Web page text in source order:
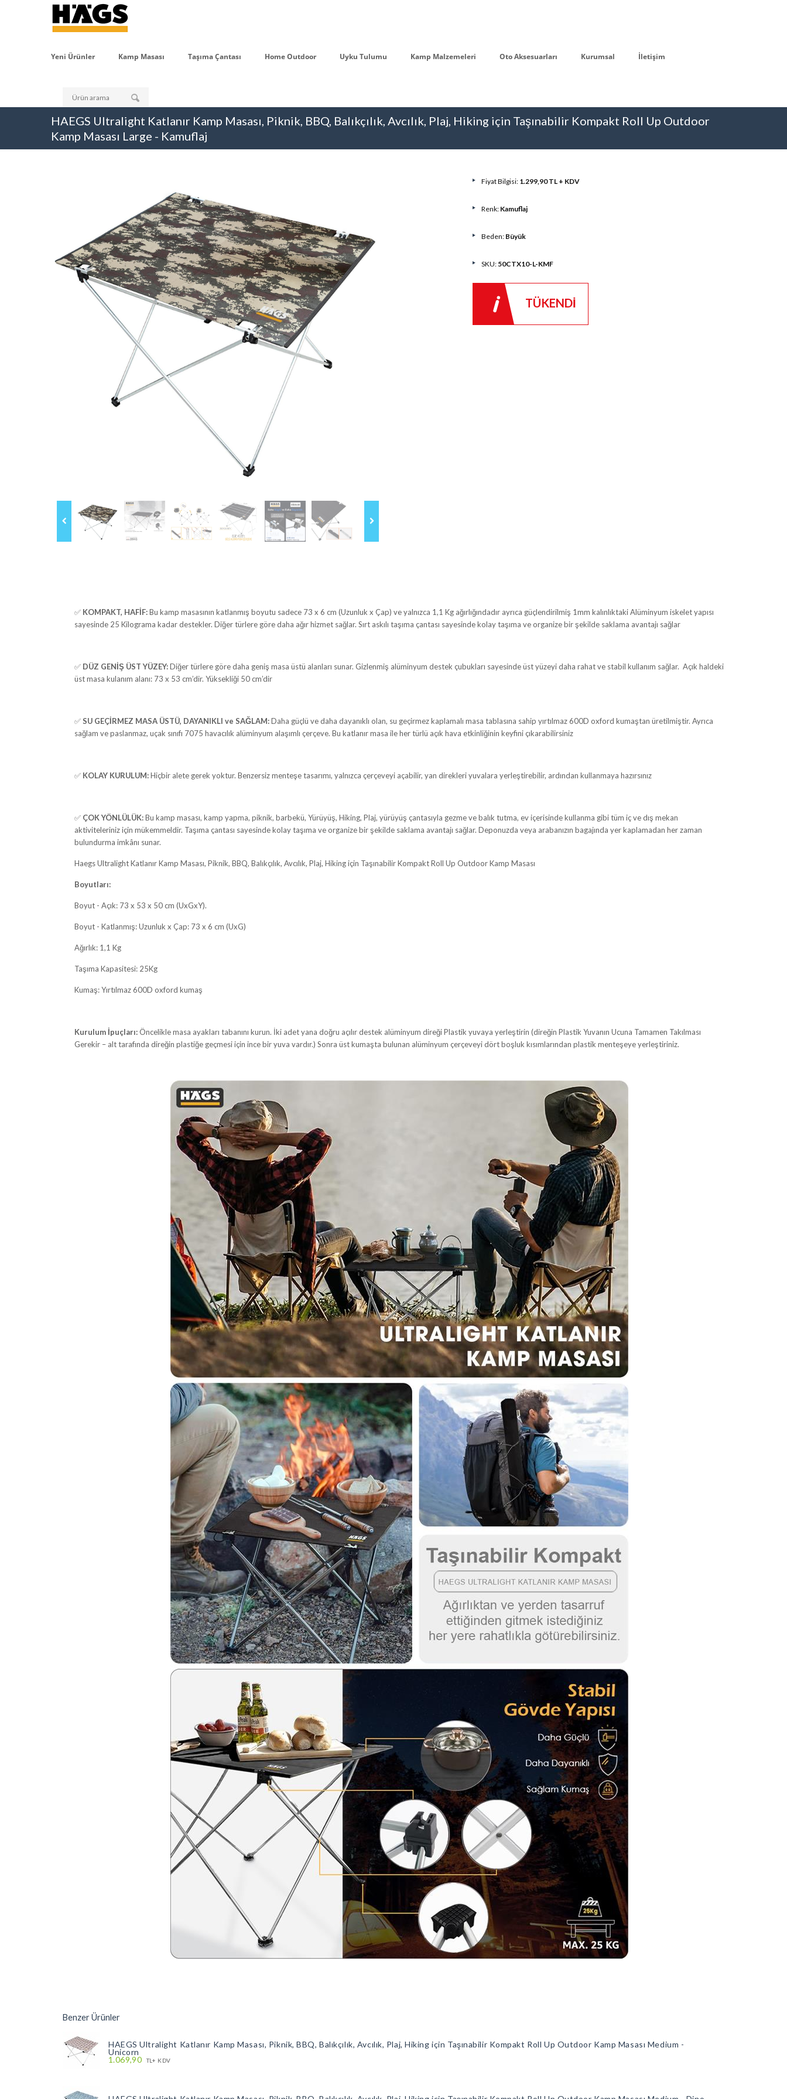
Yeni Ürünler Kamp Masası Taşıma Çantası Home Outdoor Uyku Tulumu Kamp Malzemeleri Oto Aksesuarları Kurumsal İletişim
HAEGS Ultralight Katlanır Kamp Masası, Piknik, BBQ, Balıkçılık, Avcılık, Plaj, Hiking için Taşınabilir Kompakt Roll Up Outdoor
Kamp Masası Large - Kamuflaj
Fiyat Bilgisi: 1.299,90 TL + KDV
Renk: Kamuflaj
Beden: Büyük
SKU: 50CTX10-L-KMF
TÜKENDİ
✅ KOMPAKT, HAFİF:Bu kamp masasının katlanmış boyutu sadece 73 x 6 cm (Uzunluk x Çap) ve yalnızca 1,1 Kg ağırlığındadır ayrıca güçlendirilmiş 1mm kalınlıktaki Alüminyum iskelet yapısı
sayesinde 25 Kilograma kadar destekler. Diğer türlere göre daha ağır hizmet sağlar. Sırt askılı taşıma çantası sayesinde kolay taşıma ve organize bir şekilde saklama avantajı sağlar
✅ DÜZ GENİŞ ÜST YÜZEY:Diğer türlere göre daha geniş masa üstü alanları sunar. Gizlenmiş alüminyum destek çubukları sayesinde üst yüzeyi daha rahat ve stabil kullanım sağlar. Açık haldeki
üst masa kulanım alanı: 73 x 53 cm’dir. Yüksekliği 50 cm’dir
✅SU GEÇİRMEZ MASA ÜSTÜ, DAYANIKLI ve SAĞLAM:Daha güçlü ve daha dayanıklı olan, su geçirmez kaplamalı masa tablasına sahip yırtılmaz 600D oxford kumaştan üretilmiştir. Ayrıca
sağlam ve paslanmaz, uçak sınıfı 7075 havacılık alüminyum alaşımlı çerçeve. Bu katlanır masa ile her türlü açık hava etkinliğinin keyfini çıkarabilirsiniz
✅ KOLAY KURULUM:Hiçbir alete gerek yoktur. Benzersiz menteşe tasarımı, yalnızca çerçeveyi açabilir, yan direkleri yuvalara yerleştirebilir, ardından kullanmaya hazırsınız
✅ ÇOK YÖNLÜLÜK:Bu kamp masası, kamp yapma, piknik, barbekü, Yürüyüş, Hiking, Plaj, yürüyüş çantasıyla gezme ve balık tutma, ev içerisinde kullanma gibi tüm iç ve dış mekan
aktiviteleriniz için mükemmeldir. Taşıma çantası sayesinde kolay taşıma ve organize bir şekilde saklama avantajı sağlar. Deponuzda veya arabanızın bagajında yer kaplamadan her zaman
bulundurma imkânı sunar.
Haegs Ultralight Katlanır Kamp Masası, Piknik, BBQ, Balıkçılık, Avcılık, Plaj, Hiking için Taşınabilir Kompakt Roll Up Outdoor Kamp Masası
Boyutları:
Boyut - Açık: 73 x 53 x 50 cm (UxGxY).
Boyut - Katlanmış: Uzunluk x Çap: 73 x 6 cm (UxG)
Ağırlık: 1,1 Kg
Taşıma Kapasitesi: 25Kg
Kumaş: Yırtılmaz 600D oxford kumaş
Kurulum İpuçları:Öncelikle masa ayakları tabanını kurun. İki adet yana doğru açılır destek alüminyum direği Plastik yuvaya yerleştirin (direğin Plastik Yuvanın Ucuna Tamamen Takılması
Gerekir – alt tarafında direğin plastiğe geçmesi için ince bir yuva vardır.) Sonra üst kumaşta bulunan alüminyum çerçeveyi dört boşluk kısımlarından plastik menteşeye yerleştiriniz.
Benzer Ürünler
HAEGS Ultralight Katlanır Kamp Masası, Piknik, BBQ, Balıkçılık, Avcılık, Plaj, Hiking için Taşınabilir Kompakt Roll Up Outdoor Kamp Masası Medium -
Unicorn
1.069,90 TL+ KDV